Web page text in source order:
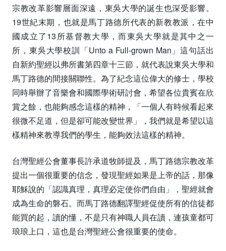
宗教改革影響層面深遠，東吳大學的誕生也深受影響。
19世紀末期，也就是馬丁路德所代表的新教教派，在中
國成立了13所基督教大學，而東吳大學就是其中之一
所，東吳大學校訓「Unto a Full-grown Man」這句話出
自新約聖經以弗所書第四章十三節，就代表說東吳大學和
馬丁路德的間接關聯性。為了紀念這位偉大的修士，學校
同時舉辦了音樂會和國際學術研討會，希望各位貴賓在欣
賞之餘，也能夠感念這樣的精神，「一個人有時候看起來
很微不足道，但是卻可能改變世界」，我們就是希望以這
樣精神來教導我們的學生，能夠效法這樣的精神。
台灣聖經公會董事長許承道牧師提及，馬丁路德宗教改革
提出一個很重要的信念，發現聖經如果是上帝的話，那像
耶穌說的「認識真理，真理必定使你們自由」，聖經就會
成為生命的磐石。而馬丁路德翻譯聖經促使所有的信徒都
能買的起，讀的懂，不是只有神職人員在讀，連孩童都可
琅琅上口，這也是台灣聖經公會很重要的使命。